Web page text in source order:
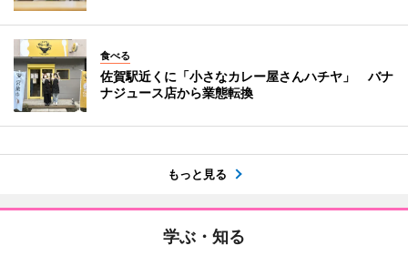
食べる
佐賀駅近くに「小さなカレー屋さんハチヤ」 バナ
ナジュース店から業態転換
もっと見る
学ぶ・知る